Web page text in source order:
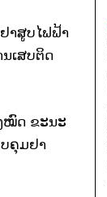
າສູບໄຟຟ້າ
ເສບຕິດ
ໝົດ ຂະນະ
ຄຸມຢາ